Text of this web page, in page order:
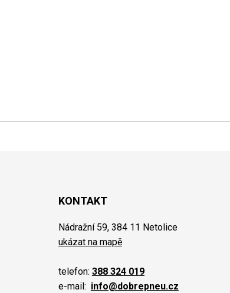
KONTAKT
Nádražní 59, 384 11 Netolice
ukázat na mapě
telefon: 388 324 019
e-mail: info@dobrepneu.cz